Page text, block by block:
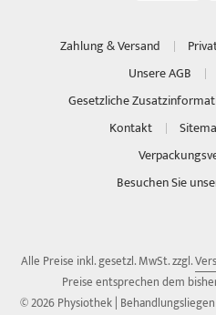
Zahlung & Versand
Unsere AGB
Gesetzliche
Kontakt
Besuchen Sie
Alle Preise inkl. gesetzl. MwSt. zzgl.
Preise entsprechen dem
© 2026 Physiothek |